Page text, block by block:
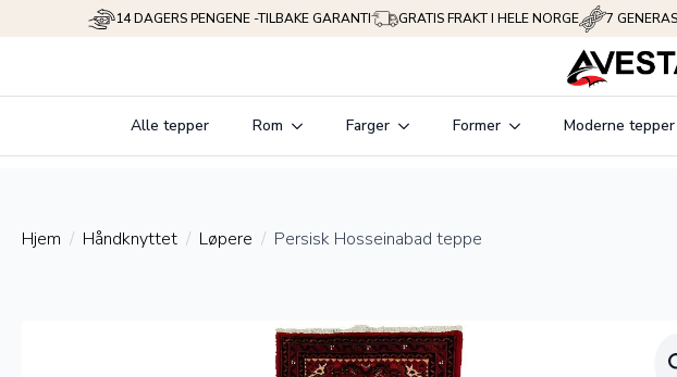
14 DAGERS PENGENE -TILBAKE GARANTI GRATIS FRAKT I HELE NORGE 7
Alle tepper Rom Farger Former Moderne tepper
Hjem Håndknyttet Løpere Persisk Hosseinabad teppe